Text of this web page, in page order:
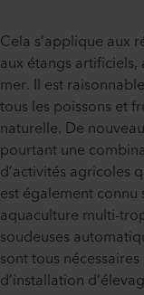
Cela s’applique aux
aux étangs artificiels,
mer. Il est
tous les poissons et
naturelle. De
pourtant une
d’activités agricoles
est également connu
aquaculture multi-
soudeuses
sont tous
d’installation